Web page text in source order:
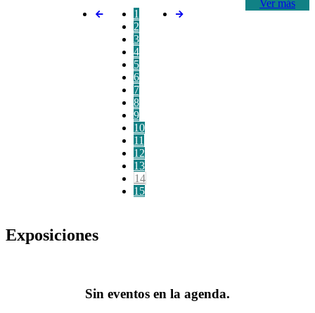
Ver más
1
2
3
4
5
6
7
8
9
10
11
12
13
14
15
Exposiciones
Sin eventos en la agenda.